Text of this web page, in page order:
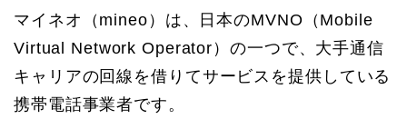
マイネオ（mineo）は、日本のMVNO（Mobile
Virtual Network Operator）の一つで、大手通信
キャリアの回線を借りてサービスを提供している
携帯電話事業者です。